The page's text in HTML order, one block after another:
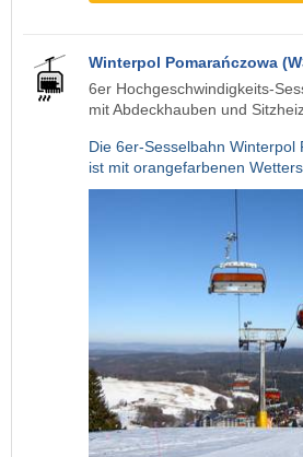
Winterpol Pomarańczowa
6er Hochgeschwindigkeits-
mit Abdeckhauben und
Die 6er-Sesselbahn Winterpol
ist mit orangefarbenen